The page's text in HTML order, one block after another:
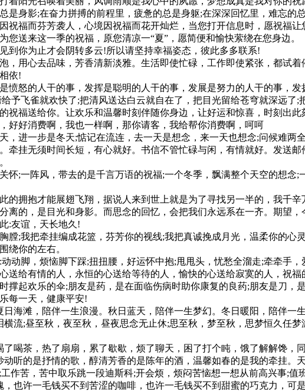
是身影;在奋力拼搏的前程里，疲惫的总是身躯;在深深回忆里，难忘的
祝福而芬芳袭人，心境因祝福而花开灿烂，当您打开信息时，愿祝福让
送来这一季的祝福，原您清凉一“夏”，愿简便和愉快萦绕在您身边。
到你为止才会阴转多云!所以请坚持幸福姿态，彼此多多联系!
，用心去品味，芳香清新淡雅。生活即使忙碌，工作即使紧张，都试
依!
怒的人干的事，发挥是聪明的人干的事，发展是努力的人干的事，发
予飞雀就欢快了;把清风送达白云就自在了，把目光留给苍穹就深远了;
福送给你。让欢乐和温馨时刻伴随你身边，让好运和惊喜，时刻出此
好好消费啊，我也一样啊，那你请客，我给帮你消费啊，呵呵
，进一步是冬天;惦记在流连，去一天是想念，来一天也想念;问候难两
牵挂无须时间长短，有心就好。书信不管忙碌与闲，有情就好。发送
怀;一阵风，带去的是千言万语的祝福;一个冬季，飘满整个天空的想念
拥抱才能展翅飞翔，据说人来到世上就是为了寻找另一半的，我千辛
离的，是目光和身影。而思念的回忆，会把我们永远系在一齐。期望
:友谊，天长地久!
膛;我把牵挂编成花篮，芬芳你的视线;我把真诚挽成月光，温柔你的心
绕你的左右。
动脚，烦恼脚下踩;扭扭腰，好运怀中抱;甩甩头，忧愁全溜走;牵牵手
送给有情的人，永恒的心送给等待的人，愉快的心送给寂寞的人，祝福
撑起欢乐的伞;朋友是药，是在面临伤病时助你康复的良药;朋友是刀，
每一天，健康平安!
海滩，陪伴一生浪漫。秋日蓝天，陪伴一生梦幻。冬日暖阳，陪伴一生
流;昼至秋，夜至秋，昼夜思念无止休;思至秋，梦至秋，思梦恒久任
喝茶，热了扇扇，累了歇歇，烦了聊天，困了打个盹，饿了解解馋，
听的是抒情的歌，醇清芳香的是陈年的酒，温馨如春的是我的牵挂。
作苦，苦中取乐跳一段迪斯科;开会烦，烦闷苦恼想一想从前高兴事;值
也许一毛钱买不到苦涩的咖啡，也许一毛钱买不到甜蜜的巧克力，可